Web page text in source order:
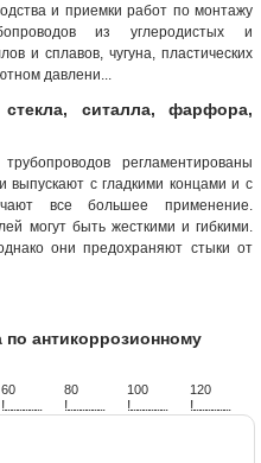
и приемки работ по монтажу
из углеродистых и
и сплавов, чугуна, пластических
давлени...
ситалла, фарфора,
регламентированы
выпускают с гладкими концами и с
все большее применение.
могут быть жесткими и гибкими.
они предохраняют стыки от
антикоррозионному
60
!...................
80
!...................
100
!...................
120
!...................